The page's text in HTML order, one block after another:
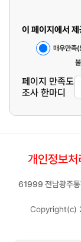
이 페이지에서
매우만족
페이지 만족도
조사 한마디
개인정보처
61999 전남광주통
Copyright(c)